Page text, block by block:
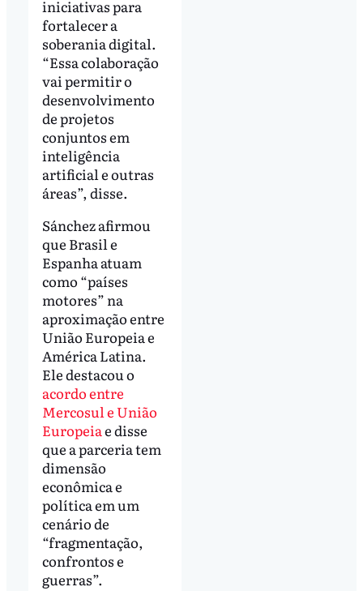
iniciativas para
fortalecer a
soberania digital.
“Essa colaboração
vai permitir o
desenvolvimento
de projetos
conjuntos em
inteligência
artificial e outras
áreas”, disse.
Sánchez afirmou
que Brasil e
Espanha atuam
como “países
motores” na
aproximação entre
União Europeia e
América Latina.
Ele destacou o
acordo entre
Mercosul e União
Europeiae disse
que a parceria tem
dimensão
econômica e
política em um
cenário de
“fragmentação,
confrontos e
guerras”.